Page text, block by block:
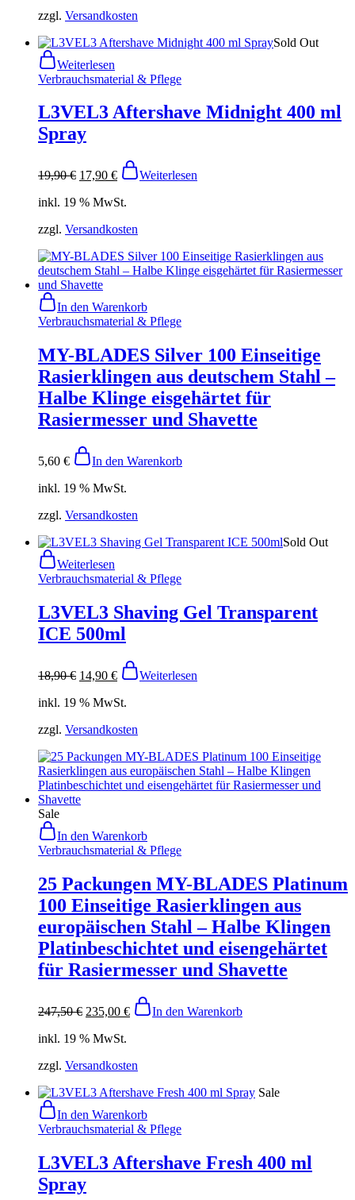
zzgl. Versandkosten
Sold Out
Weiterlesen
Verbrauchsmaterial & Pflege
L3VEL3 Aftershave Midnight 400 ml
Spray
19,90€ 17,90 €
Weiterlesen
inkl. 19 % MwSt.
zzgl. Versandkosten
In den Warenkorb
Verbrauchsmaterial & Pflege
MY-BLADES Silver 100 Einseitige
Rasierklingen aus deutschem Stahl –
Halbe Klinge eisgehärtet für
Rasiermesser und Shavette
5,60 €
In den Warenkorb
inkl. 19 % MwSt.
zzgl. Versandkosten
Sold Out
Weiterlesen
Verbrauchsmaterial & Pflege
L3VEL3 Shaving Gel Transparent
ICE 500ml
18,90€ 14,90 €
Weiterlesen
inkl. 19 % MwSt.
zzgl. Versandkosten
Sale
In den Warenkorb
Verbrauchsmaterial & Pflege
25 Packungen MY-BLADES Platinum
100 Einseitige Rasierklingen aus
europäischen Stahl – Halbe Klingen
Platinbeschichtet und eisengehärtet
für Rasiermesser und Shavette
247,50€ 235,00 €
In den Warenkorb
inkl. 19 % MwSt.
zzgl. Versandkosten
Sale
In den Warenkorb
Verbrauchsmaterial & Pflege
L3VEL3 Aftershave Fresh 400 ml
Spray